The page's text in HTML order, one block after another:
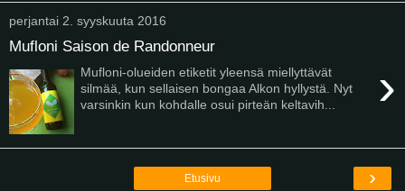
perjantai 2. syyskuuta 2016
Mufloni Saison de Randonneur
›
Mufloni-olueiden etiketit yleensä miellyttävät
silmää, kun sellaisen bongaa Alkon hyllystä. Nyt
varsinkin kun kohdalle osui pirteän keltavih...
›
Etusivu